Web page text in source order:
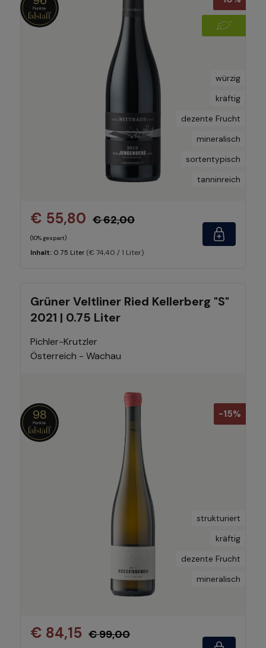
würzig
kräftig
dezente Frucht
mineralisch
sortentypisch
tanninreich
€ 55,80 € 62,00
(10% gespart)
Inhalt: 0.75 Liter (€ 74,40 / 1 Liter)
Grüner Veltliner Ried Kellerberg "S"
2021 | 0.75 Liter
Pichler-Krutzler
Österreich - Wachau
-15%
98
strukturiert
kräftig
dezente Frucht
mineralisch
€ 84,15 € 99,00